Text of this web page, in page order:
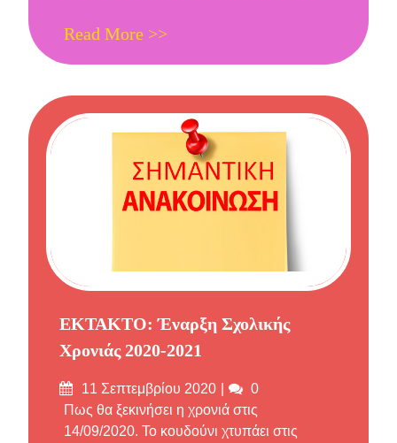
Read More >>
ΕΚΤΑΚΤΟ: Έναρξη Σχολικής
Χρονιάς 2020-2021
Δημοσιεύτηκε
στις
11 Σεπτεμβρίου 2020 Σχόλια
0
Πως θα ξεκινήσει η χρονιά στις
14/09/2020. Το κουδούνι χτυπάει στις